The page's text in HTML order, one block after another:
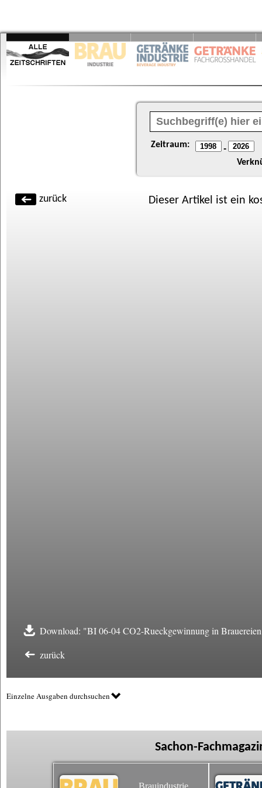
Zeitraum: -
zurück Dieser Artikel ist ein
Download: "BI 06-04 CO2-Rueckgewinnung in
zurück
Einzelne Ausgaben durchsuchen
Sachon-
Brauindustrie